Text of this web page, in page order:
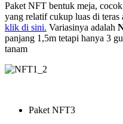
Paket NFT bentuk meja,
yang relatif cukup luas di
klik di sini. Variasinya adalah
panjang 1,5m tetapi hanya 3
tanam
Paket NFT3